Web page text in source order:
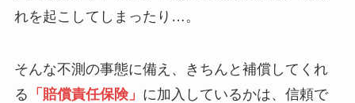
れを起こしてしまったり…。
そんな不測の事態に備え、きちんと補償してくれ
る 「賠償責任保険」 に加入しているかは、信頼で